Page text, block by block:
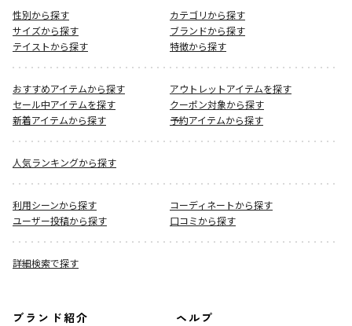
性別から探す
カテゴリから探す
サイズから探す
ブランドから探す
テイストから探す
特徴から探す
おすすめアイテムから探す
アウトレットアイテムを探す
セール中アイテムを探す
クーポン対象から探す
新着アイテムから探す
予約アイテムから探す
人気ランキングから探す
利用シーンから探す
コーディネートから探す
ユーザー投稿から探す
口コミから探す
詳細検索で探す
ブランド紹介 ヘルプ